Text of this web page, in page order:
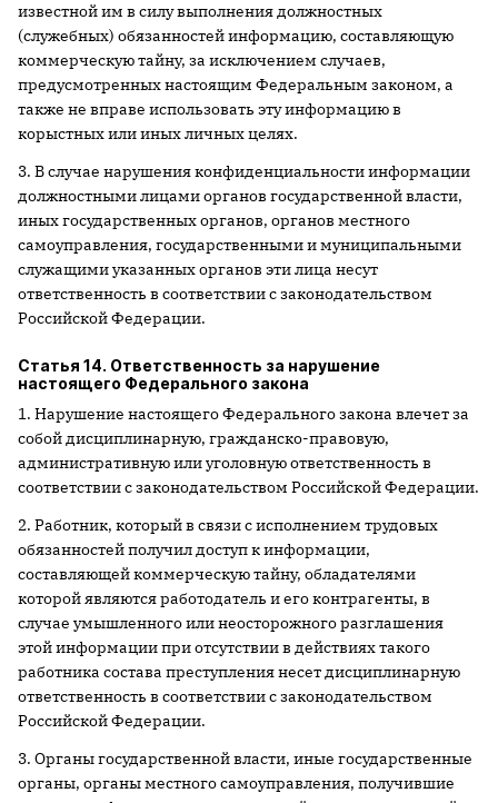
известной им в силу выполнения должностных
(служебных) обязанностей информацию, составляющую
коммерческую тайну, за исключением случаев,
предусмотренных настоящим Федеральным законом, а
также не вправе использовать эту информацию в
корыстных или иных личных целях.
3. В случае нарушения конфиденциальности информации
должностными лицами органов государственной власти,
иных государственных органов, органов местного
самоуправления, государственными и муниципальными
служащими указанных органов эти лица несут
ответственность в соответствии с законодательством
Российской Федерации.
Статья 14. Ответственность за нарушение
настоящего Федерального закона
1. Нарушение настоящего Федерального закона влечет за
собой дисциплинарную, гражданско-правовую,
административную или уголовную ответственность в
соответствии с законодательством Российской Федерации.
2. Работник, который в связи с исполнением трудовых
обязанностей получил доступ к информации,
составляющей коммерческую тайну, обладателями
которой являются работодатель и его контрагенты, в
случае умышленного или неосторожного разглашения
этой информации при отсутствии в действиях такого
работника состава преступления несет дисциплинарную
ответственность в соответствии с законодательством
Российской Федерации.
3. Органы государственной власти, иные государственные
органы, органы местного самоуправления, получившие